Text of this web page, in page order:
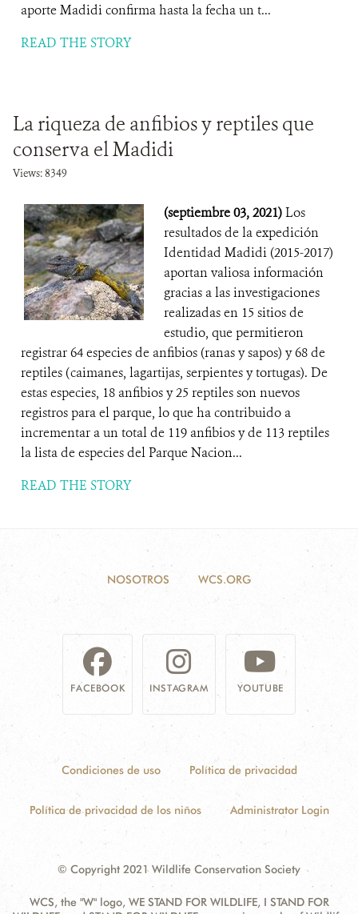
aporte Madidi confirma hasta la fecha un t...
READ THE STORY
La riqueza de anfibios y reptiles que
conserva el Madidi
Views: 8349
(septiembre 03, 2021)Los
resultados de la expedición
Identidad Madidi (2015-2017)
aportan valiosa información
gracias a las investigaciones
realizadas en 15 sitios de
estudio, que permitieron
registrar 64 especies de anfibios (ranas y sapos) y 68 de
reptiles (caimanes, lagartijas, serpientes y tortugas). De
estas especies, 18 anfibios y 25 reptiles son nuevos
registros para el parque, lo que ha contribuido a
incrementar a un total de 119 anfibios y de 113 reptiles
la lista de especies del Parque Nacion...
READ THE STORY
NOSOTROS WCS.ORG
FACEBOOK INSTAGRAM YOUTUBE
Condiciones de uso Política de privacidad
Política de privacidad de los niños Administrator Login
© Copyright 2021 Wildlife Conservation Society
WCS, the "W" logo, WE STAND FOR WILDLIFE, I STAND FOR